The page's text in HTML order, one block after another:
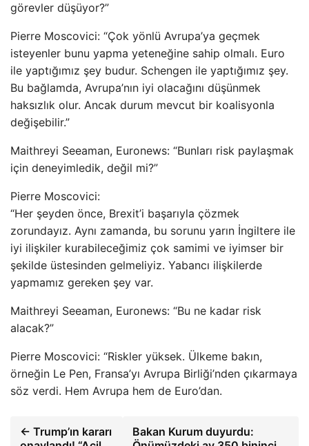
görevler düşüyor?”
Pierre Moscovici: “Çok yönlü Avrupa’ya geçmek
isteyenler bunu yapma yeteneğine sahip olmalı. Euro
ile yaptığımız şey budur. Schengen ile yaptığımız şey.
Bu bağlamda, Avrupa’nın iyi olacağını düşünmek
haksızlık olur. Ancak durum mevcut bir koalisyonla
değişebilir.”
Maithreyi Seeaman, Euronews: “Bunları risk paylaşmak
için deneyimledik, değil mi?”
Pierre Moscovici:
“Her şeyden önce, Brexit’i başarıyla çözmek
zorundayız. Aynı zamanda, bu sorunu yarın İngiltere ile
iyi ilişkiler kurabileceğimiz çok samimi ve iyimser bir
şekilde üstesinden gelmeliyiz. Yabancı ilişkilerde
yapmamız gereken şey var.
Maithreyi Seeaman, Euronews: “Bu ne kadar risk
alacak?”
Pierre Moscovici: “Riskler yüksek. Ülkeme bakın,
örneğin Le Pen, Fransa’yı Avrupa Birliği’nden çıkarmaya
söz verdi. Hem Avrupa hem de Euro’dan.
← Trump’ın kararı
Bakan Kurum duyurdu: